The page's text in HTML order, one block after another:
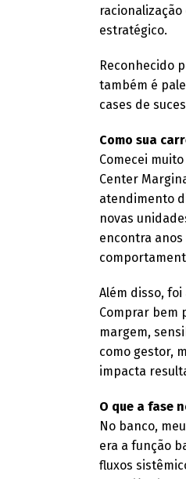
estratégico.
Reconhecido
também é
cases de
Como sua
Comecei
Center
atendimento
novas
encontra anos
Além disso,
Comprar bem
margem,
como gestor,
impacta
O que a fase
No banco,
era a função
fluxos